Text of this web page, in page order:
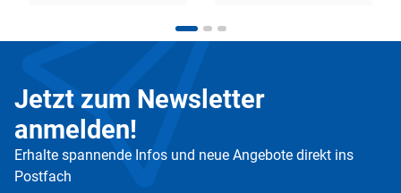
Jetzt zum Newsletter
anmelden!
Erhalte spannende Infos und neue Angebote direkt ins
Postfach